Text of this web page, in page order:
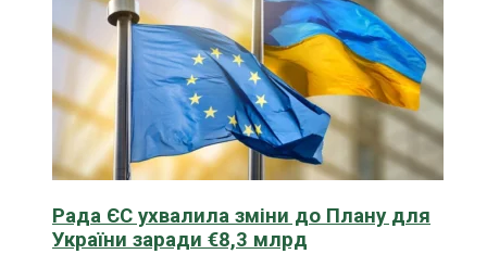
Рада ЄС ухвалила зміни до Плану для
України заради €8,3 млрд